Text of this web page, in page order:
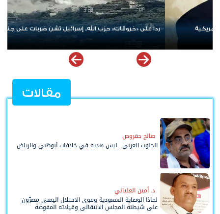
الإمارات ترسخ دعم الموهوبين والمبدعين العرب عبر مبادرات نوعية
مقالات
صالح حقروص
الجنوب العربي.. ليس هدية في خلافات أبوظبي والرياض
د. أمين العلياني
لماذا الوصاية السعودية وقوى الاحتلال اليمني مصرّون
على شيطنة المجلس الانتقالي وقيادته المفوضة